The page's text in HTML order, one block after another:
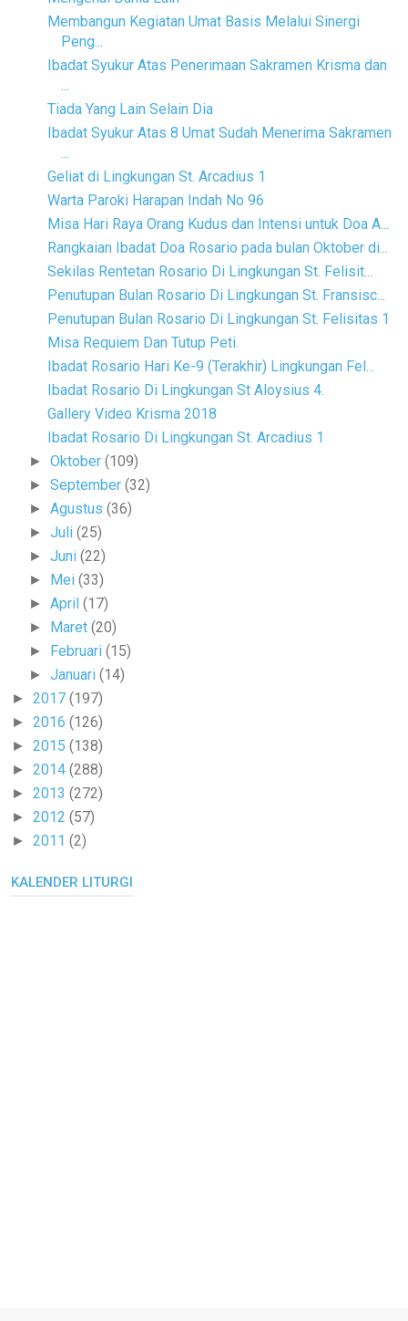
Membangun Kegiatan Umat Basis Melalui Sinergi
Peng...
Ibadat Syukur Atas Penerimaan Sakramen Krisma dan
...
Tiada Yang Lain Selain Dia
Ibadat Syukur Atas 8 Umat Sudah Menerima Sakramen
...
Geliat di Lingkungan St. Arcadius 1
Warta Paroki Harapan Indah No 96
Misa Hari Raya Orang Kudus dan Intensi untuk Doa A...
Rangkaian Ibadat Doa Rosario pada bulan Oktober di...
Sekilas Rentetan Rosario Di Lingkungan St. Felisit...
Penutupan Bulan Rosario Di Lingkungan St. Fransisc...
Penutupan Bulan Rosario Di Lingkungan St. Felisitas 1
Misa Requiem Dan Tutup Peti.
Ibadat Rosario Hari Ke-9 (Terakhir) Lingkungan Fel...
Ibadat Rosario Di Lingkungan St Aloysius 4.
Gallery Video Krisma 2018
Ibadat Rosario Di Lingkungan St. Arcadius 1
►Oktober(109)
►September(32)
►Agustus(36)
►Juli(25)
►Juni(22)
► Mei(33)
►April(17)
► Maret(20)
► Februari(15)
►Januari(14)
► 2017 (197)
► 2016 (126)
► 2015 (138)
► 2014 (288)
► 2013 (272)
► 2012 (57)
► 2011 (2)
KALENDER LITURGI